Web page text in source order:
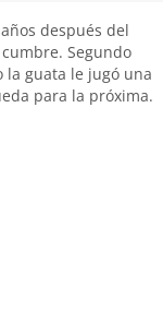
después del
Segundo
la guata le jugó una
para la próxima.